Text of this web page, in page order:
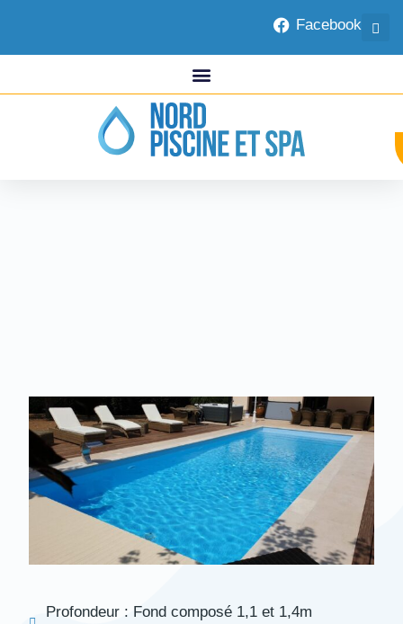
Facebook
Profondeur : Fond composé 1,1 et 1,4m